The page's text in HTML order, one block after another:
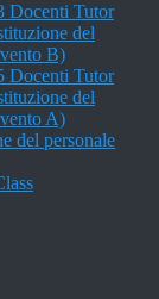
Docenti Tutor
del
B)
Docenti Tutor
del
A)
del personale